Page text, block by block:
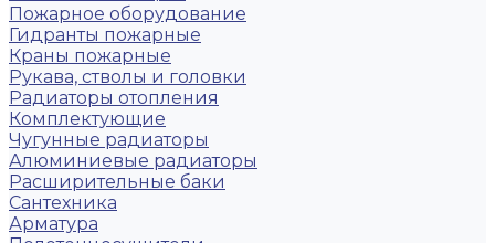
Пожарное оборудование
Гидранты пожарные
Краны пожарные
Рукава, стволы и головки
Радиаторы отопления
Комплектующие
Чугунные радиаторы
Алюминиевые радиаторы
Расширительные баки
Сантехника
Арматура